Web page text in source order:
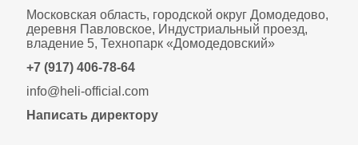
Московская область, городской округ Домодедово,
деревня Павловское, Индустриальный проезд,
владение 5, Технопарк «Домодедовский»
+7 (917) 406-78-64
info@heli-official.com
Написать директору